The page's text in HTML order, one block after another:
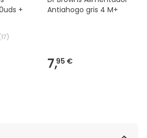
+
17)
Antiahogo gris 4 M+
7,95 €